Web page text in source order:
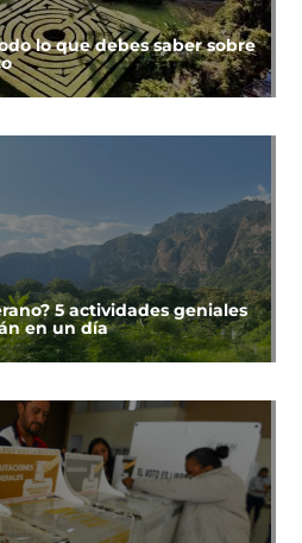
lo que debes saber sobre
5 actividades geniales
en un día